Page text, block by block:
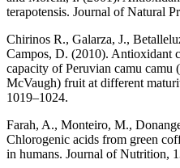
terapotensis. Journal of Natural
Chirinos R., Galarza, J.,
Campos, D. (2010). Antioxidant
capacity of Peruvian camu
McVaugh) fruit at different
1019–1024.
Farah, A., Monteiro, M.,
Chlorogenic acids from green
in humans. Journal of Nutrition,